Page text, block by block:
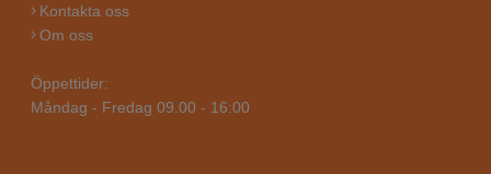
Kontakta oss
Om oss
Öppettider:
Måndag - Fredag 09.00 - 16:00